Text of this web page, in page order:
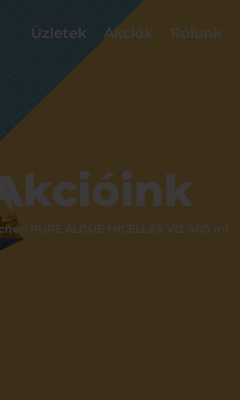
Üzletek Akciók Rólunk
PURE ALGUE MICELLÁS VÍZ 400 ml